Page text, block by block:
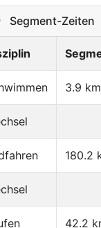
Segment-Zeiten
3.9 km
180.2
42.2